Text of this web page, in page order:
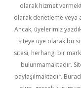
olarak hizmet
olarak denetleme veya
Ancak, üyelerimiz
siteye üye olarak bu
sitesi, herhangi bir
bulunmamaktadır.
paylaşılmaktadır.